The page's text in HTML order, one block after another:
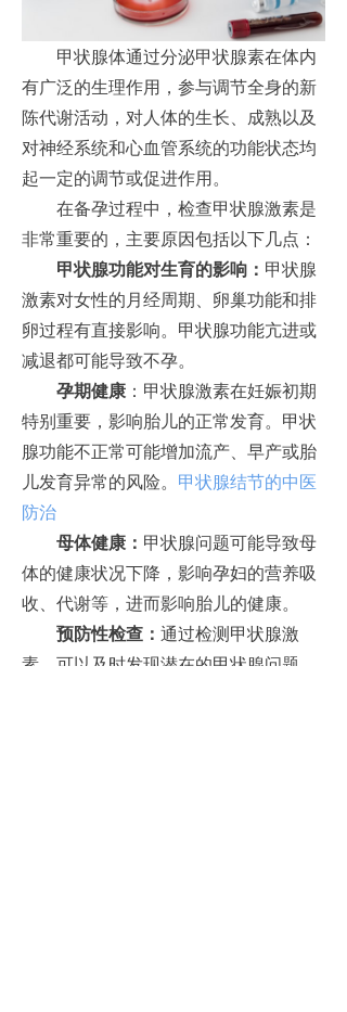
甲状腺体通过分泌甲状腺素在体内
有广泛的生理作用，参与调节全身的新
陈代谢活动，对人体的生长、成熟以及
对神经系统和心血管系统的功能状态均
起一定的调节或促进作用。
在备孕过程中，检查甲状腺激素是
非常重要的，主要原因包括以下几点：
甲状腺功能对生育的影响： 甲状腺
激素对女性的月经周期、卵巢功能和排
卵过程有直接影响。甲状腺功能亢进或
减退都可能导致不孕。
孕期健康 ：甲状腺激素在妊娠初期
特别重要，影响胎儿的正常发育。甲状
腺功能不正常可能增加流产、早产或胎
儿发育异常的风险。 甲状腺结节的中医
防治
母体健康： 甲状腺问题可能导致母
体的健康状况下降，影响孕妇的营养吸
收、代谢等，进而影响胎儿的健康。
预防性检查： 通过检测甲状腺激
素，可以及时发现潜在的甲状腺问题，